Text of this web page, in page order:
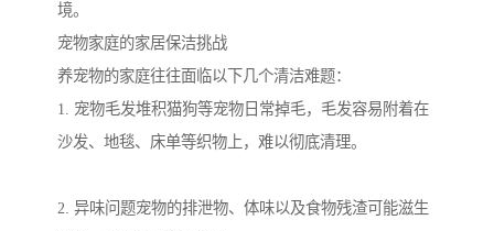
境。
宠物家庭的家居保洁挑战
养宠物的家庭往往面临以下几个清洁难题：
1. 宠物毛发堆积猫狗等宠物日常掉毛，毛发容易附着在
沙发、地毯、床单等织物上，难以彻底清理。
2. 异味问题宠物的排泄物、体味以及食物残渣可能滋生